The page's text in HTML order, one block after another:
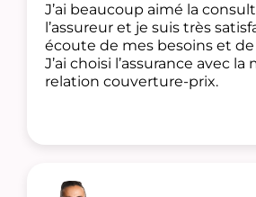
J’ai beaucoup aimé la
l’assureur et je suis très
écoute de mes besoins et de
J’ai choisi l’assurance avec la
relation couverture-prix.